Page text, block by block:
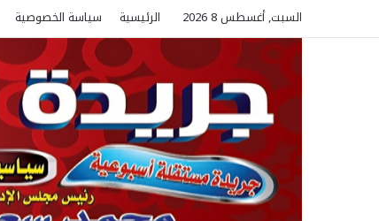
السبت, أغسطس 8 2026 الرئيسية سياسة الخصوصية